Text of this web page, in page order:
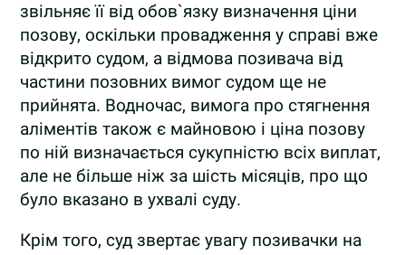
звільняє її від обов`язку визначення ціни
позову, оскільки провадження у справі вже
відкрито судом, а відмова позивача від
частини позовних вимог судом ще не
прийнята. Водночас, вимога про стягнення
аліментів також є майновою і ціна позову
по ній визначається сукупністю всіх виплат,
але не більше ніж за шість місяців, про що
було вказано в ухвалі суду.
Крім того, суд звертає увагу позивачки на